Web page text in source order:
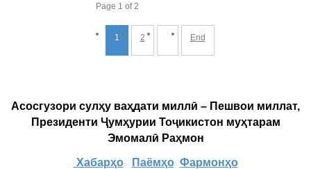
Page 1 of 2
1 2 End
Асосгузори сулҳу ваҳдати миллӣ – Пешвои миллат,
Президенти Ҷумҳурии Тоҷикистон муҳтарам
Эмомалӣ Раҳмон
Хабарҳо Паёмҳо Фармонҳо